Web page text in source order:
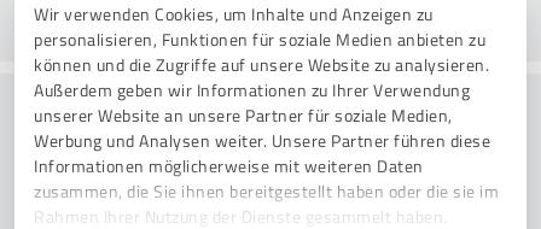
Wir verwenden Cookies, um Inhalte und Anzeigen zu
personalisieren, Funktionen für soziale Medien anbieten zu
können und die Zugriffe auf unsere Website zu analysieren.
Außerdem geben wir Informationen zu Ihrer Verwendung
unserer Website an unsere Partner für soziale Medien,
Werbung und Analysen weiter. Unsere Partner führen diese
Informationen möglicherweise mit weiteren Daten
zusammen, die Sie ihnen bereitgestellt haben oder die sie im
Rahmen Ihrer Nutzung der Dienste gesammelt haben.
Beratung